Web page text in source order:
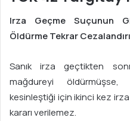
Irza Geçme Suçunun
Öldürme Tekrar
Sanık irza geçtikten
mağdureyi
kesinleştiği için ikinci kez
kararı verilemez.